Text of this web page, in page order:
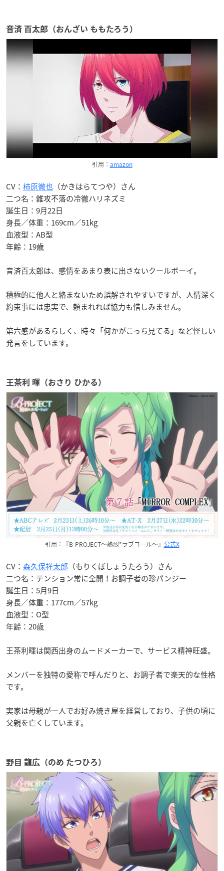
音済 百太郎（おんざい ももたろう）
引用： amazon
CV： 柿原徹也 （かきはらてつや）さん
二つ名：難攻不落の冷徹ハリネズミ
誕生日：9月22日
身長／体重：169cm／51kg
血液型：AB型
年齢：19歳
音済百太郎は、感情をあまり表に出さないクールボーイ。
積極的に他人と絡まないため誤解されやすいですが、人情深く
約束事には忠実で、頼まれれば協力も惜しみません。
第六感があるらしく、時々「何かがこっち見てる」など怪しい
発言をしています。
王茶利 暉（おさり ひかる）
引用：『B-PROJECT〜熱烈*ラブコール〜』 公式X
CV： 森久保祥太郎 （もりくぼしょうたろう）さん
二つ名：テンション常に全開！お調子者の珍パンジー
誕生日：5月9日
身長／体重：177cm／57kg
血液型：O型
年齢：20歳
王茶利暉は関西出身のムードメーカーで、サービス精神旺盛。
メンバーを独特の愛称で呼んだりと、お調子者で楽天的な性格
です。
実家は母親が一人でお好み焼き屋を経営しており、子供の頃に
父親を亡くしています。
野目 龍広（のめ たつひろ）